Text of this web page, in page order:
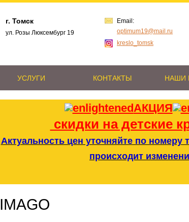
г. Томск
ул. Розы Люксембург 19
Email:
optimum19@mail.ru
kreslo_tomsk
УСЛУГИ КОНТАКТЫ НАШИ
АКЦИЯ
скидки на детские
Актуальность цен уточняйте по номеру
происходит
IMAGO